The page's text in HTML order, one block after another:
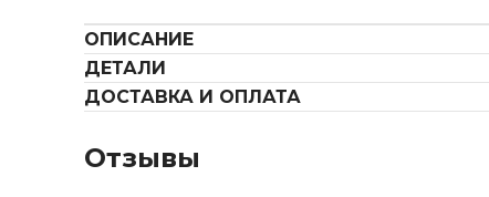
ОПИСАНИЕ
ДЕТАЛИ
ДОСТАВКА И ОПЛАТА
Отзывы